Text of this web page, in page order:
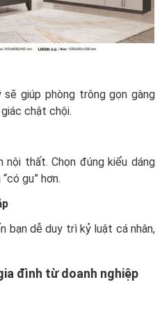
giúp phòng trông gọn gàng
chật chội.
nội thất. Chọn đúng kiểu dáng
gu” hơn.
bạn dễ duy trì kỷ luật cá nhân,
đình từ doanh nghiệp